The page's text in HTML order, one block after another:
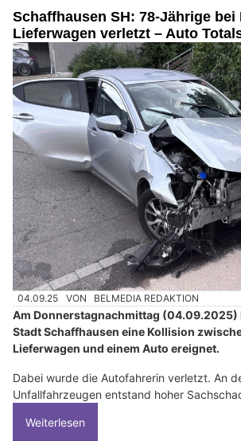
Schaffhausen SH: 78-Jährige
Lieferwagen verletzt – Auto
04.09.25 VON BELMEDIA REDAKTION
Am Donnerstagnachmittag (04.09.2025)
Stadt Schaffhausen eine Kollision
Lieferwagen und einem Auto ereignet.
Dabei wurde die Autofahrerin verletzt. An
Unfallfahrzeugen entstand hoher
Weiterlesen